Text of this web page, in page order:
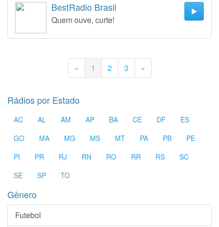
BestRadio Brasil
Quem ouve, curte!
« 1 2 3 »
Rádios por Estado
AC AL AM AP BA CE DF
ES
GO
MA MG MS MT PA PB
PE
PI
PR RJ RN RO RR RS
SC
SE
SP TO
Gênero
Futebol